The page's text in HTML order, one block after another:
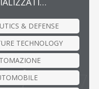
& DEFENSE
TECHNOLOGY